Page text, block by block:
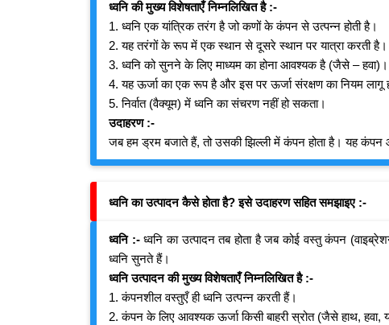
ध्वनि की मुख्य विशेषताएँ निम्नलिखित है :-
1. ध्वनि एक यांत्रिक तरंग है जो कणों के कंपन से उत्पन्न होती है।
2. यह तरंगों के रूप में एक स्थान से दूसरे स्थान पर यात्रा करती है।
3. ध्वनि को सुनने के लिए माध्यम का होना आवश्यक है (जैसे – हवा)।
4. यह ऊर्जा का एक रूप है और इस पर ऊर्जा संरक्षण का नियम लागू
5. निर्वात (वैक्यूम) में ध्वनि का संचरण नहीं हो सकता।
उदाहरण :-
जब हम ड्रम बजाते हैं, तो उसकी झिल्ली में कंपन होता है। यह कंपन
ध्वनि का उत्पादन कैसे होता है? इसे उदाहरण सहित समझाइए :-
ध्वनि :- ध्वनि का उत्पादन तब होता है जब कोई वस्तु कंपन
ध्वनि सुनते हैं।
ध्वनि उत्पादन की मुख्य विशेषताएँ निम्नलिखित है :-
1. कंपनशील वस्तुएँ ही ध्वनि उत्पन्न करती हैं।
2. कंपन के लिए आवश्यक ऊर्जा किसी बाहरी स्रोत (जैसे हाथ, हवा,